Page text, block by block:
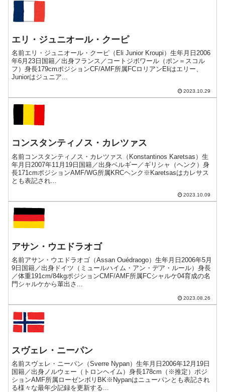
エリ・ジュニオール・クーピ
名前エリ・ジュニオール・クーピ（Eli Junior Kroupi）生年月日2006
年6月23日国籍／出身フランス／コートジボワール（ポン＝スコル
フ）身長179cmポジションCF/AMF所属FCロリアンEliはエリー、
Juniorはジュニア...
2023.10.29
コンスタンティノス・カレツァス
名前コンスタンティノス・カレツァス（Konstantinos Karetsas）生
年月日2007年11月19日国籍／出身ベルギー／ギリシャ（ヘンク）身
長171cmポジションAMF/WG所属KRCヘンク※Karetsasはカレサス
とも表記され...
2023.10.09
アサン・ウエドラオゴ
名前アサン・ウエドラオゴ（Assan Ouédraogo）生年月日2006年5月
9日国籍／出身ドイツ（ミュールハイム・アン・デア・ルール）身長
／体重191cm/84kgポジションCMF/AMF所属FCシャルケ04育成の名
門シャルケから輩出さ...
2023.08.26
スヴェレ・ニーパン
名前スヴェレ・ニーパン（Sverre Nypan）生年月日2006年12月19日
国籍／出身ノルウェー（トロンヘイム）身長178cm（※推定）ポジ
ションAMF所属ローゼンボリBK※Nypanはニューパンとも表記され
る様々な最年少記録を更新する...